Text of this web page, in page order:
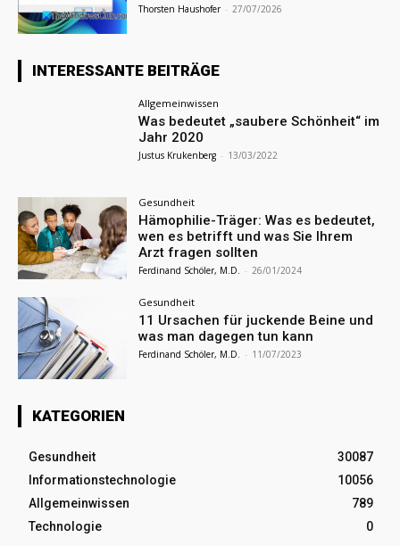
Thorsten Haushofer - 27/07/2026
INTERESSANTE BEITRÄGE
Allgemeinwissen
Was bedeutet „saubere Schönheit“ im
Jahr 2020
Justus Krukenberg - 13/03/2022
Gesundheit
Hämophilie-Träger: Was es bedeutet,
wen es betrifft und was Sie Ihrem
Arzt fragen sollten
Ferdinand Schöler, M.D. - 26/01/2024
Gesundheit
11 Ursachen für juckende Beine und
was man dagegen tun kann
Ferdinand Schöler, M.D. - 11/07/2023
KATEGORIEN
Gesundheit
30087
Informationstechnologie
10056
Allgemeinwissen
789
Technologie
0